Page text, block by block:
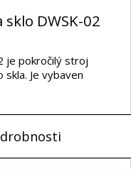
DWSK-02
je pokročilý stroj
Je vybaven